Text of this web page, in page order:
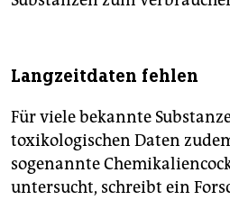
Langzeitdaten fehlen
Für viele bekannte
toxikologischen Daten
sogenannte
untersucht, schreibt ein